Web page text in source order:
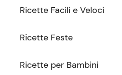
Ricette Facili e Veloci
Ricette Feste
Ricette per Bambini